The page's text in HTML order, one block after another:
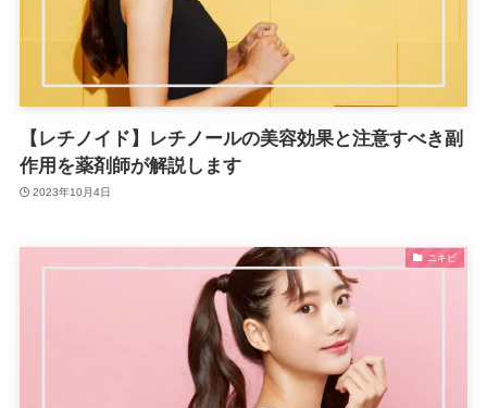
【レチノイド】レチノールの美容効果と注意すべき副
作用を薬剤師が解説します
2023年10月4日
ニキビ